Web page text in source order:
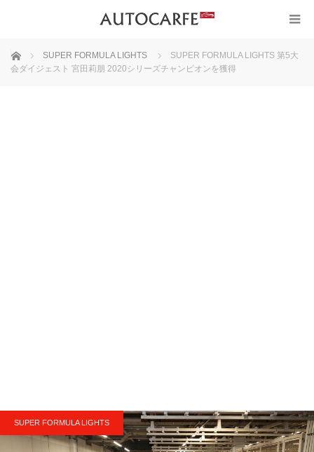
ホーム SUPER FORMULA LIGHTS
SUPER FORMULA LIGHTS 第5大
会ダイジェスト 宮田莉朋 2020シリーズチャンピオンを獲得
SUPER FORMULA LIGHTS